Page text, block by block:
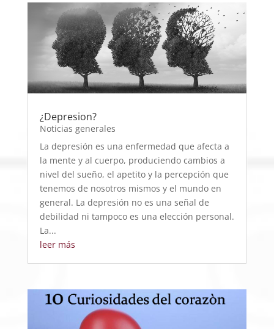
¿Depresion?
Noticias generales
La depresión es una enfermedad que afecta a
la mente y al cuerpo, produciendo cambios a
nivel del sueño, el apetito y la percepción que
tenemos de nosotros mismos y el mundo en
general. La depresión no es una señal de
debilidad ni tampoco es una elección personal.
La...
leer más